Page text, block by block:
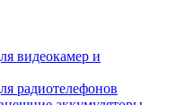
видеокамер и
радиотелефонов